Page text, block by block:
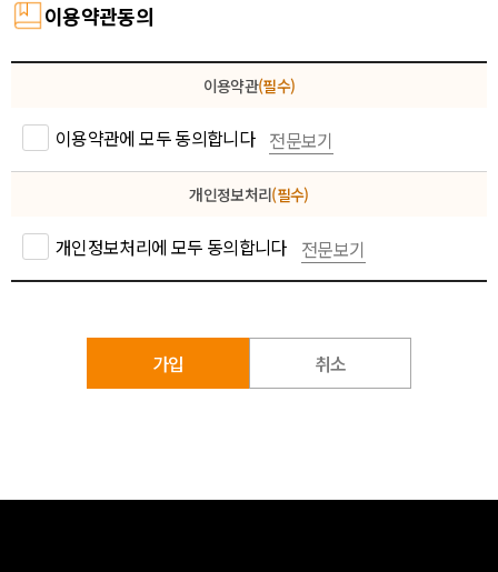
이용약관동의
이용약관(필수)
이용약관에 모두 동의합니다 전문보기
개인정보처리(필수)
개인정보처리에 모두 동의합니다 전문보기
가입 취소